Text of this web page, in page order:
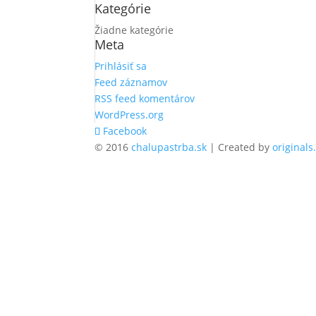
Kategórie
Žiadne kategórie
Meta
Prihlásiť sa
Feed záznamov
RSS feed komentárov
WordPress.org
Facebook
© 2016chalupastrba.sk | Created by